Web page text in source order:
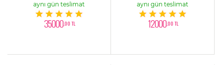
aynı gün teslimat
35000,00 TL
aynı gün teslimat
12000,00 TL